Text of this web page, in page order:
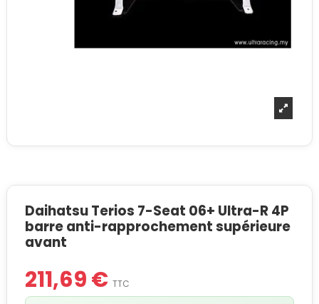
Daihatsu Terios 7-Seat 06+ Ultra-R 4P
barre anti-rapprochement supérieure
avant
211,69 € TTC